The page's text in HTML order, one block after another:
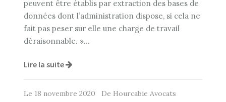
peuvent être établis par extraction des bases de
données dont l’administration dispose, si cela ne
fait pas peser sur elle une charge de travail
déraisonnable. »…
Lire la suite
Le 18 novembre 2020 De Hourcabie Avocats